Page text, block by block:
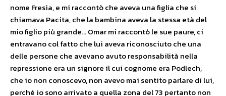
nome Fresia, e mi raccontò che aveva una figlia che si
chiamava Pacita, che la bambina aveva la stessa età del
mio figlio più grande… Omar mi raccontò le sue paure, ci
entravano col fatto che lui aveva riconosciuto che una
delle persone che avevano avuto responsabilità nella
repressione era un signore il cui cognome era Podlech,
che io non conoscevo, non avevo mai sentito parlare di lui,
perché io sono arrivato a quella zona del 73 pertanto non